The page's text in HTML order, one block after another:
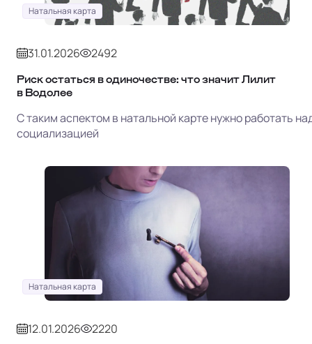
Натальная карта
31.01.2026 2492
Риск остаться в одиночестве: что значит Лилит
в Водолее
С таким аспектом в натальной карте нужно работать
социализацией
Натальная карта
12.01.2026 2220